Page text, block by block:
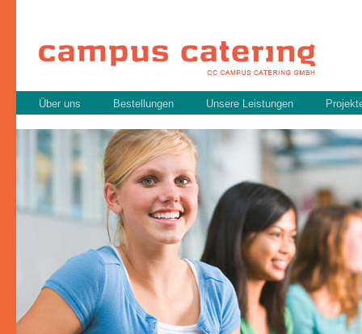
Über uns Bestellungen Unsere Leistungen